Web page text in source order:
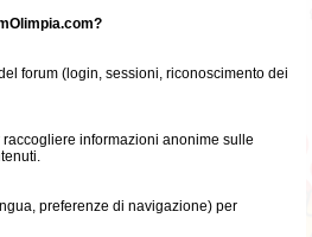
forum (login, sessioni, riconoscimento dei
informazioni anonime sulle
preferenze di navigazione) per